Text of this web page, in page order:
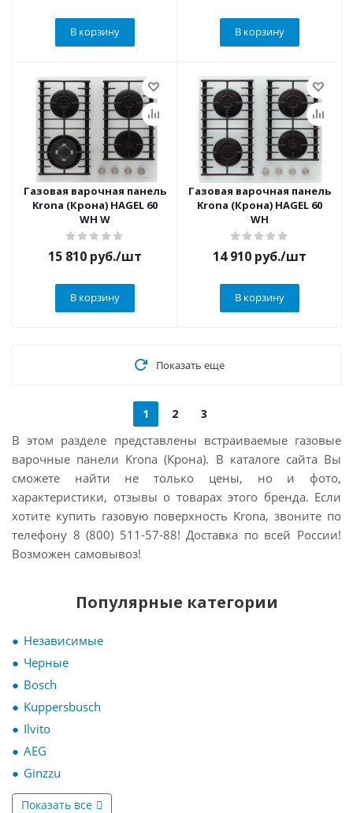
В корзину В корзину
Газовая варочная панель
Krona (Крона) HAGEL 60
WH W
15 810 руб./шт
В корзину
Газовая варочная панель
Krona (Крона) HAGEL 60
WH
14 910 руб./шт
В корзину
Показать еще
1 2 3
В этом разделе представлены встраиваемые газовые
варочные панели Krona (Крона). В каталоге сайта Вы
сможете найти не только цены, но и фото,
характеристики, отзывы о товарах этого бренда. Если
хотите купить газовую поверхность Krona, звоните по
телефону 8 (800) 511-57-88! Доставка по всей России!
Возможен самовывоз!
Популярные категории
Независимые
Черные
Bosch
Kuppersbusch
Ilvito
AEG
Ginzzu
Показать все